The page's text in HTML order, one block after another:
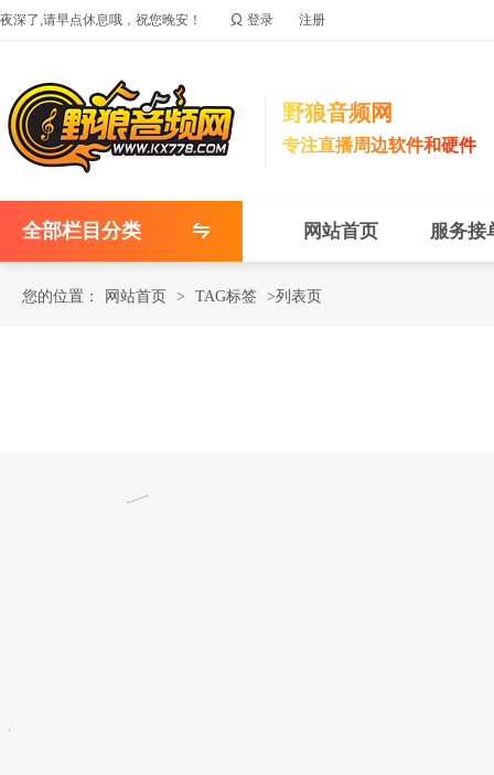
夜深了,请早点休息哦，祝您晚安！  登录 注册
野狼音频网
专注直播周边软件和硬件
全部栏目分类 网站首页 服务接
您的位置： 网站首页 > TAG标签 >列表页